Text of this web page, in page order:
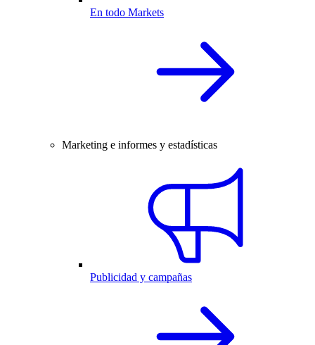
En todo Markets
Marketing e informes y estadísticas
Publicidad y campañas